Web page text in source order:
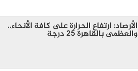
الأرصاد: ارتفاع الحرارة على كافة الأنحاء..
والعظمى بالقاهرة 25 درجة